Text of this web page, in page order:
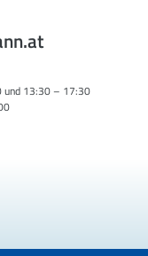
und 13:30 – 17:30